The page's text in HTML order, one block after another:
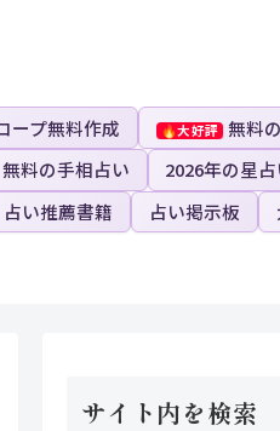
ープ無料作成
無料
無料の手相占い 2026年の星
占い推薦書籍 占い掲示板
サイト内を検索